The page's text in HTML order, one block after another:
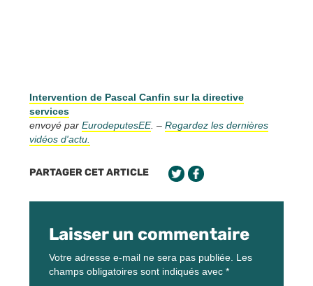
Intervention de Pascal Canfin sur la directive
services
envoyé par EurodeputesEE. – Regardez les dernières
vidéos d'actu.
PARTAGER CET ARTICLE
Laisser un commentaire
Votre adresse e-mail ne sera pas publiée. Les
champs obligatoires sont indiqués avec *